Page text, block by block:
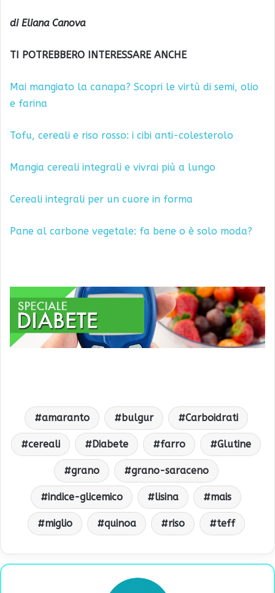
di Eliana Canova
TI POTREBBERO INTERESSARE ANCHE
Mai mangiato la canapa? Scopri le virtù di semi, olio
e farina
Tofu, cereali e riso rosso: i cibi anti-colesterolo
Mangia cereali integrali e vivrai più a lungo
Cereali integrali per un cuore in forma
Pane al carbone vegetale: fa bene o è solo moda?
amaranto bulgur Carboidrati
cereali Diabete farro Glutine
grano grano-saraceno
indice-glicemico lisina mais
miglio quinoa riso teff